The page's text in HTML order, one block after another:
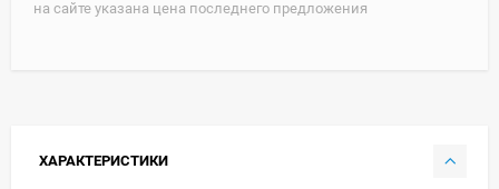
на сайте указана цена последнего предложения
ХАРАКТЕРИСТИКИ